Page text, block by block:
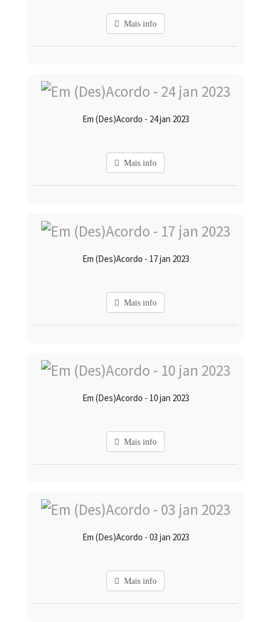
Mais info
Em (Des)Acordo - 24 jan 2023
Mais info
Em (Des)Acordo - 17 jan 2023
Mais info
Em (Des)Acordo - 10 jan 2023
Mais info
Em (Des)Acordo - 03 jan 2023
Mais info